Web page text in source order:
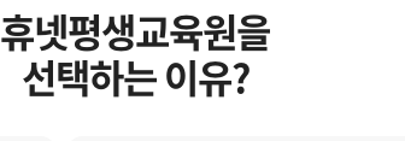
휴넷평생교육원을
선택하는 이유?